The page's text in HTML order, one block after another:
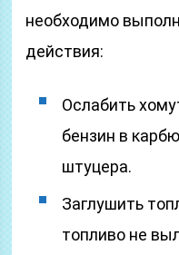
необходимо
действия:
Ослабить
бензин в
штуцера.
Заглушить
топливо не